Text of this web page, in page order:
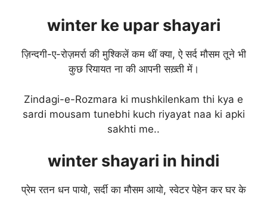
winterke upar shayari
ज़िन्दगी-ए-रोज़मर्रा की मुश्किलें कम थीं क्या, ऐ सर्द मौसम तूने भी
कुछ रियायत ना की आपनी सख़्ती में।
Zindagi-e-Rozmara ki mushkilenkam thi kya e
sardi mousam tunebhi kuch riyayat naa ki apki
sakhti me..
winter shayari in hindi
प्रेम रतन धन पायो, सर्दी का मौसम आयो, स्वेटर पेहेन कर घर के